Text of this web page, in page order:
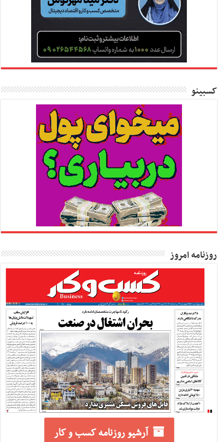
کسبینو
روزنامه امروز
آرشیو روزنامه کسب و کار